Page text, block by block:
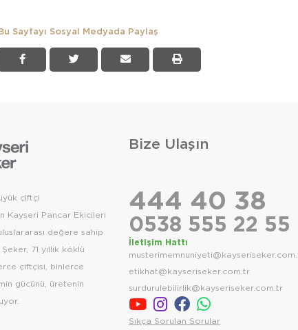
Bu Sayfayı Sosyal Medyada Paylaş
çiftçi
Kayseri Pancar Ekicileri
değere sahip
71 yıllık köklü
çiftçisi, binlerce
gücünü, üretenin
Bize Ulaşın
444 40 38
0538 555 22 55
İletişim Hattı
etikhat@kayseriseker.com.tr
surdurulebilirlik@kayseriseker.com.tr
Sıkça Sorulan Sorular